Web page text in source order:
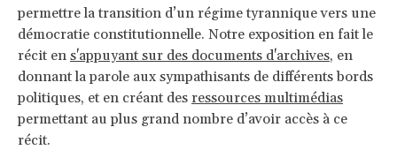
permettre la transition d’un régime tyrannique vers une
démocratie constitutionnelle. Notre exposition en fait le
récit en s'appuyant sur des documents d'archives, en
donnant la parole aux sympathisants de différents bords
politiques, et en créant des ressources multimédias
permettant au plus grand nombre d’avoir accès à ce
récit.